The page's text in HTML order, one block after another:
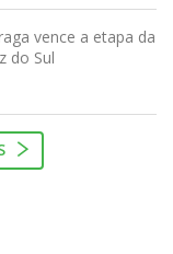
vence a etapa da
do Sul